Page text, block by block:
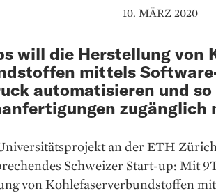
10. MÄRZ 2020
will die Herstellung von
mittels
automatisieren und
zugänglich
an der ETH
­Schweizer Start-up: Mit
von Kohlefaser­verbundstoffen